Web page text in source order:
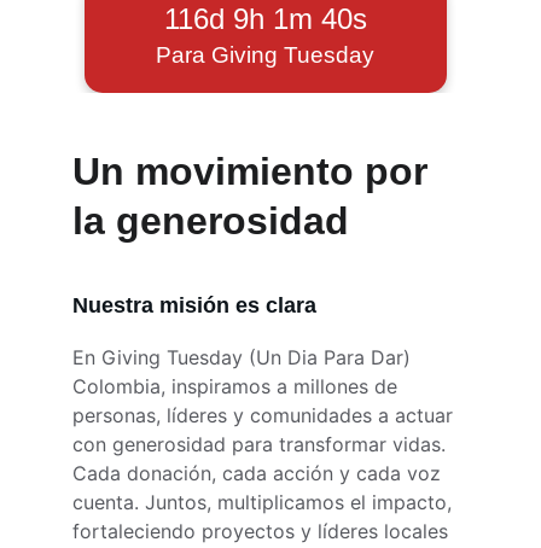
Un movimiento por
la generosidad
En Giving Tuesday (Un Dia Para Dar)
Colombia, inspiramos a millones de
personas, líderes y comunidades a actuar
con generosidad para transformar vidas.
Cada donación, cada acción y cada voz
cuenta. Juntos, multiplicamos el impacto,
fortaleciendo proyectos y líderes locales
Nuestra misión es clara